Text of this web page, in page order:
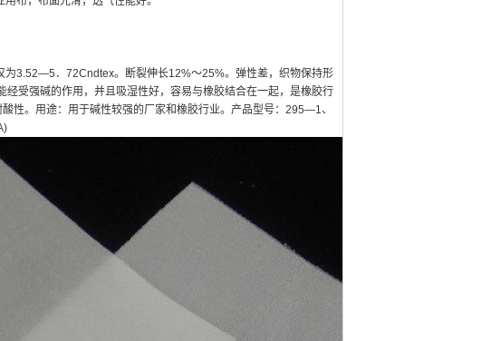
3.52—5．72Cndtex。断裂伸长12%～25%。弹性差，织物保持形
受强碱的作用，并且吸湿性好，容易与橡胶结合在一起，是橡胶行
性。用途：用于碱性较强的厂家和橡胶行业。产品型号：295—1、